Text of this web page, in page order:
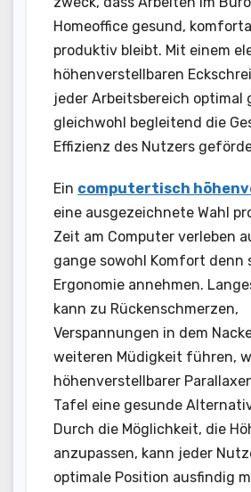
Homeoffice gesund,
produktiv bleibt. Mit einem
höhenverstellbaren
jeder Arbeitsbereich optimal
gleichwohl begleitend die
Effizienz des Nutzers
Ein computertisch
eine ausgezeichnete Wahl
Zeit am Computer verleben
gange sowohl Komfort denn
Ergonomie annehmen.
kann zu Rückenschmerzen,
Verspannungen in dem
weiteren Müdigkeit führen,
höhenverstellbarer
Tafel eine gesunde
Durch die Möglichkeit, die
anzupassen, kann jeder
optimale Position ausfindig